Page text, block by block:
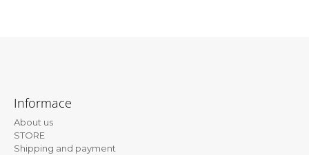
Informace
About us
STORE
Shipping and payment